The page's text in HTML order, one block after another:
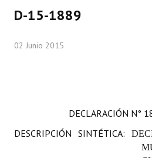
D-15-1889
02 Junio 2015
DECLARACIÓN N°
DESCRIPCIÓN SINTÉTICA: